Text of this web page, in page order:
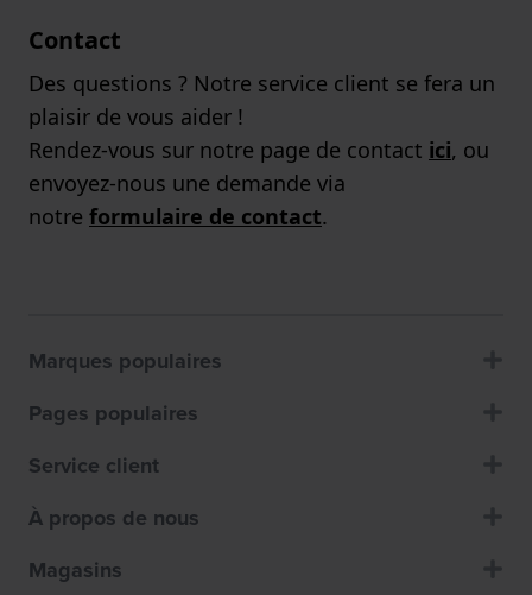
Contact
Des questions ? Notre service client se fera un
plaisir de vous aider !
Rendez-vous sur notre page de contact ici, ou
envoyez-nous une demande via
notre formulaire de contact.
Marques populaires
Pages populaires
Service client
À propos de nous
Magasins